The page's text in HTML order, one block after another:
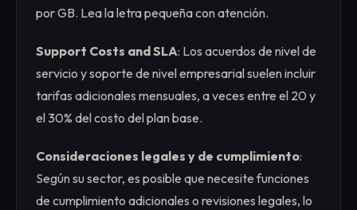
por GB. Lea la letra pequeña con atención.
Support Costs and SLA: Los acuerdos de nivel de
servicio y soporte de nivel empresarial suelen incluir
tarifas adicionales mensuales, a veces entre el 20 y
el 30% del costo del plan base.
Consideraciones legales y de cumplimiento:
Según su sector, es posible que necesite funciones
de cumplimiento adicionales o revisiones legales, lo